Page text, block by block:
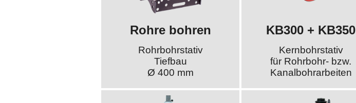
Rohre bohren
Rohrbohrstativ
Tiefbau
Ø 400 mm
KB300 + KB350
Kernbohrstativ
für Rohrbohr- bzw.
Kanalbohrarbeiten